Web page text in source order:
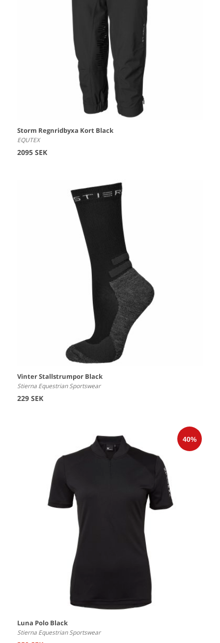
Storm Regnridbyxa Kort Black
EQUTEX
2095 SEK
Vinter Stallstrumpor Black
Stierna Equestrian Sportswear
229 SEK
Luna Polo Black
Stierna Equestrian Sportswear